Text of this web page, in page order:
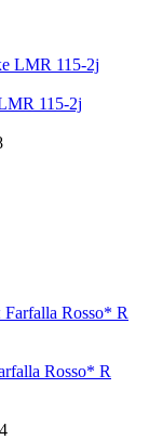
115-2j
Rosso* R